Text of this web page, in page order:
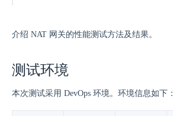
介绍 NAT 网关的性能测试方法及结果。
测试环境
本次测试采用 DevOps 环境。环境信息如下：